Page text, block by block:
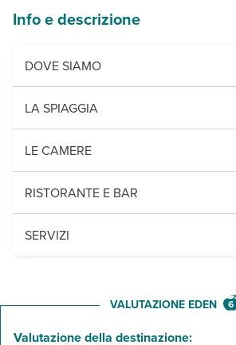
Info e descrizione
DOVE SIAMO
Al Barsha Heights, di fronte al Mall of the
LA SPIAGGIA
spiaggia pubblica di JBR e Dubai
LE CAMERE
408 unità tra camere e appartamenti
RISTORANTE E BAR
a pagamento, un lounge bar nella lobby
SERVIZI
VALUTAZIONE EDEN 6
Valutazione della destinazione: